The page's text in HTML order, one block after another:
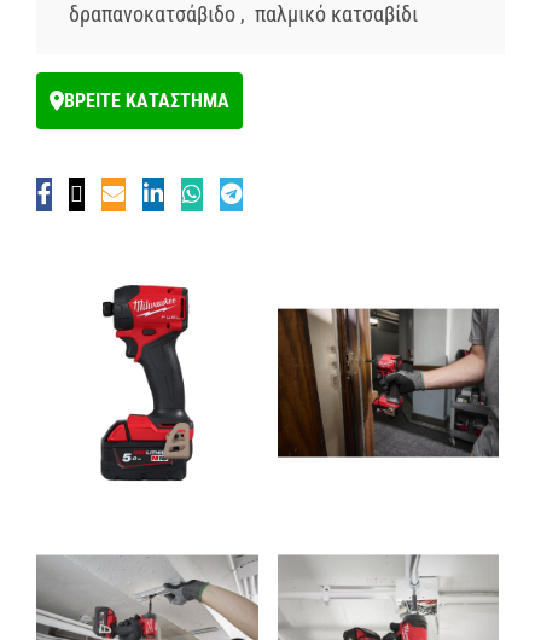
δραπανοκατσάβιδο , παλμικό κατσαβίδι
ΒΡΕΙΤΕ ΚΑΤΑΣΤΗΜΑ